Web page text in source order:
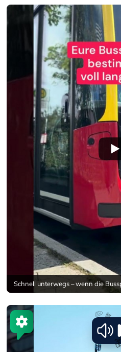
Schnell unterwegs – wenn die
🦌
🎿